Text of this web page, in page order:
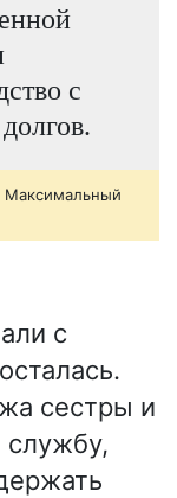
с
Максимальный
с
сестры и
службу,